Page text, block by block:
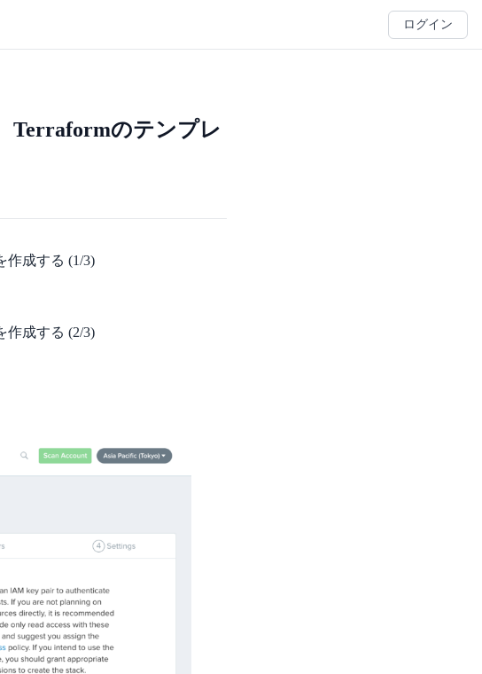
ログイン
Terraformのテンプレ
作成する (1/3)
作成する (2/3)